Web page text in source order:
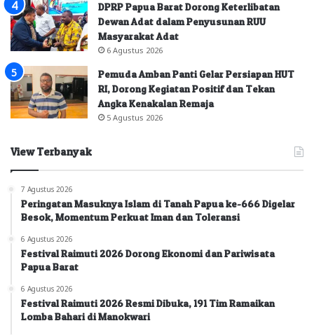
DPRP Papua Barat Dorong Keterlibatan
Dewan Adat dalam Penyusunan RUU
Masyarakat Adat
6 Agustus 2026
Pemuda Amban Panti Gelar Persiapan HUT
RI, Dorong Kegiatan Positif dan Tekan
Angka Kenakalan Remaja
5 Agustus 2026
View Terbanyak
7 Agustus 2026
Peringatan Masuknya Islam di Tanah Papua ke-666 Digelar
Besok, Momentum Perkuat Iman dan Toleransi
6 Agustus 2026
Festival Raimuti 2026 Dorong Ekonomi dan Pariwisata
Papua Barat
6 Agustus 2026
Festival Raimuti 2026 Resmi Dibuka, 191 Tim Ramaikan
Lomba Bahari di Manokwari